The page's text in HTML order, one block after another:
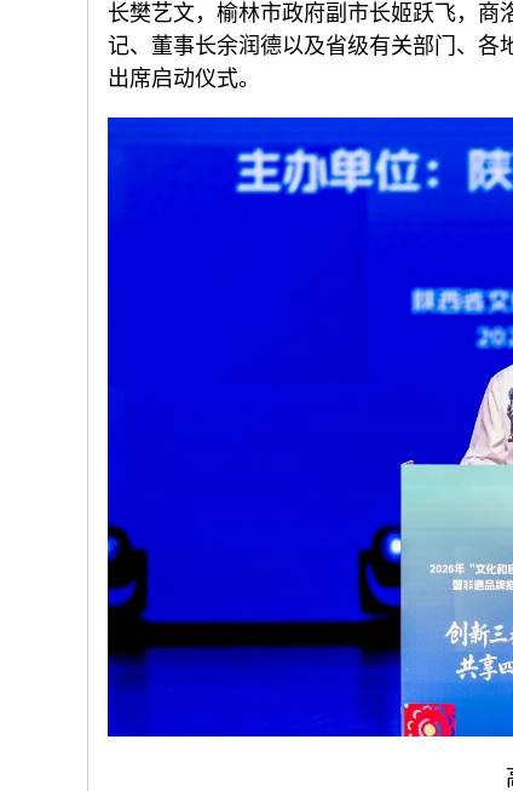
长樊艺文，榆林市政府副市长姬跃飞，
记、董事长余润德以及省级有关部门、各
出席启动仪式。